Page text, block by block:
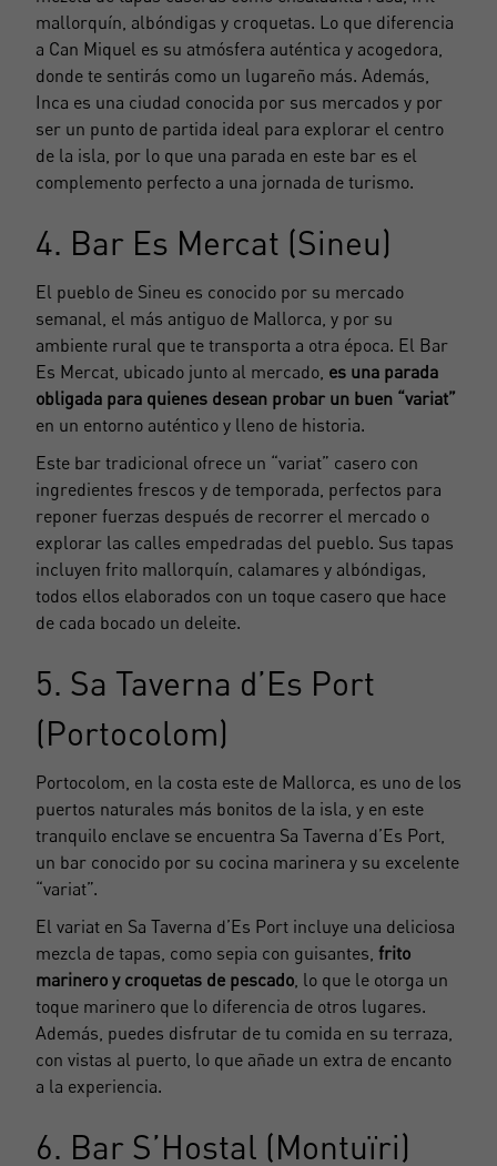
mallorquín, albóndigas y croquetas. Lo que diferencia
a Can Miquel es su atmósfera auténtica y acogedora,
donde te sentirás como un lugareño más. Además,
Inca es una ciudad conocida por sus mercados y por
ser un punto de partida ideal para explorar el centro
de la isla, por lo que una parada en este bar es el
complemento perfecto a una jornada de turismo.
4. Bar Es Mercat (Sineu)
El pueblo de Sineu es conocido por su mercado
semanal , el más antiguo de Mallorca, y por su
ambiente rural que te transporta a otra época. El Bar
Es Mercat, ubicado junto al mercado, es una parada
obligada para quienes desean probar un buen “variat”
en un entorno auténtico y lleno de historia.
Este bar tradicional ofrece un “variat” casero con
ingredientes frescos y de temporada, perfectos para
reponer fuerzas después de recorrer el mercado o
explorar las calles empedradas del pueblo. Sus tapas
incluyen frito mallorquín, calamares y albóndigas,
todos ellos elaborados con un toque casero que hace
de cada bocado un deleite.
5. Sa Taverna d’Es Port
(Portocolom)
Portocolom, en la costa este de Mallorca, es uno de los
puertos naturales más bonitos de la isla, y en este
tranquilo enclave se encuentra Sa Taverna d’Es Port,
un bar conocido por su cocina marinera y su excelente
“variat”.
El variat en Sa Taverna d’Es Port incluye una deliciosa
mezcla de tapas, como sepia con guisantes, frito
marinero y croquetas de pescado , lo que le otorga un
toque marinero que lo diferencia de otros lugares.
Además, puedes disfrutar de tu comida en su terraza,
con vistas al puerto, lo que añade un extra de encanto
a la experiencia.
6. Bar S’Hostal (Montuïri)
Accede a tu cuenta
Crear una cuenta
Nombre*